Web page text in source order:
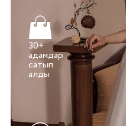
30+
адамдар
сатып